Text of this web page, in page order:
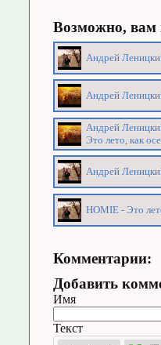
Возможно, вам
Андрей
Андрей
Андрей
Это лето, как
Андрей
HOMIE - Это
Комментарии:
Добавить
Имя
Текст